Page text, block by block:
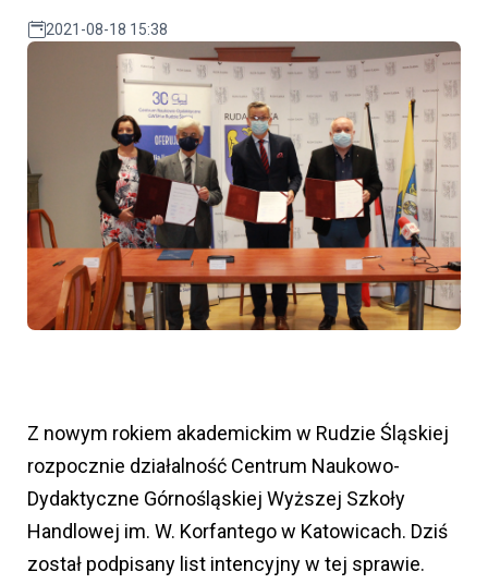
2021-08-18 15:38
Z nowym rokiem akademickim w Rudzie Śląskiej
rozpocznie działalność Centrum Naukowo-
Dydaktyczne Górnośląskiej Wyższej Szkoły
Handlowej im. W. Korfantego w Katowicach. Dziś
został podpisany list intencyjny w tej sprawie.